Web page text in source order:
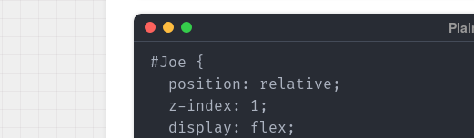
#Joe {
  position: relative;
  z-index: 1;
  display: flex;